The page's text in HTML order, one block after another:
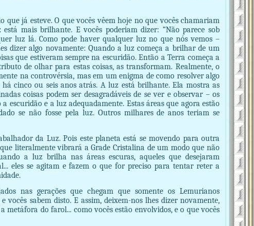
já esteve. O que vocês vêem hoje no que vocês chamariam
mais brilhante. E vocês poderiam dizer: “Não parece sob
luz lá. Como pode haver qualquer luz no que nós vemos –
dizer algo novamente: Quando a luz começa a brilhar de um
que estiveram sempre na escuridão. Então a Terra começa a
de olhar para estas coisas, as transformam. Realmente, o
na controvérsia, mas em um enigma de como resolver algo
cinco ou seis anos atrás. A luz está brilhante. Ela mostra as
coisas podem ser desagradáveis de se ver e observar – os
escuridão e a luz adequadamente. Estas áreas que agora estão
se não fosse pela luz. Outros milhares de anos teriam se
da Luz. Pois este planeta está se movendo para outra
literalmente vibrará a Grade Cristalina de um modo que não
a luz brilha nas áreas escuras, aqueles que desejaram
eles se agitam e fazem o que for preciso para tentar reter a
nas gerações que chegam que somente os Lemurianos
vocês sabem disto. E assim, deixem-nos lhes dizer novamente,
metáfora do farol... como vocês estão envolvidos, e o que vocês